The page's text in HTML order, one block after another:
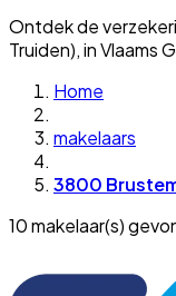
Ontdek de
Truiden), in Vlaams
Home
makelaars
3800
10 makelaar(s)